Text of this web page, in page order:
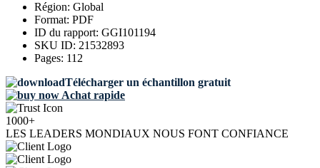
Région: Global
Format: PDF
ID du rapport: GGI101194
SKU ID: 21532893
Pages: 112
Télécharger un échantillon gratuit
Achat rapide
1000+
LES LEADERS MONDIAUX NOUS FONT CONFIANCE